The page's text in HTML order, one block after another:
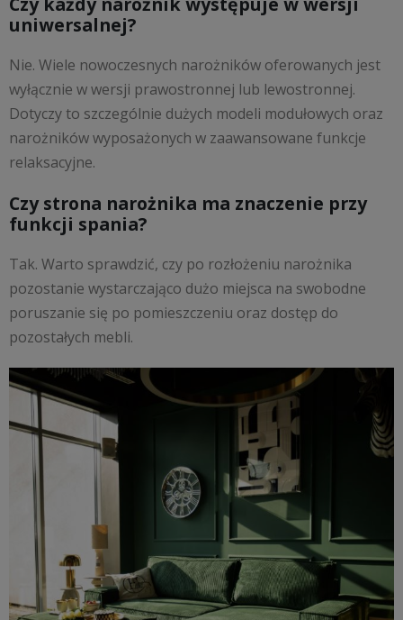
uniwersalnej?
Nie. Wiele nowoczesnych narożników oferowanych jest
wyłącznie w wersji prawostronnej lub lewostronnej.
Dotyczy to szczególnie dużych modeli modułowych oraz
narożników wyposażonych w zaawansowane funkcje
relaksacyjne.
Czy strona narożnika ma znaczenie przy
funkcji spania?
Tak. Warto sprawdzić, czy po rozłożeniu narożnika
pozostanie wystarczająco dużo miejsca na swobodne
poruszanie się po pomieszczeniu oraz dostęp do
pozostałych mebli.